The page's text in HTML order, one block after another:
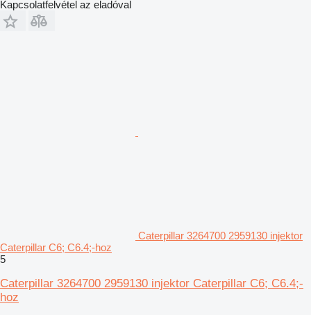
Kapcsolatfelvétel az eladóval
Caterpillar 3264700 2959130 injektor
Caterpillar C6; C6.4;-hoz
5
Caterpillar 3264700 2959130 injektor Caterpillar C6; C6.4;-
hoz